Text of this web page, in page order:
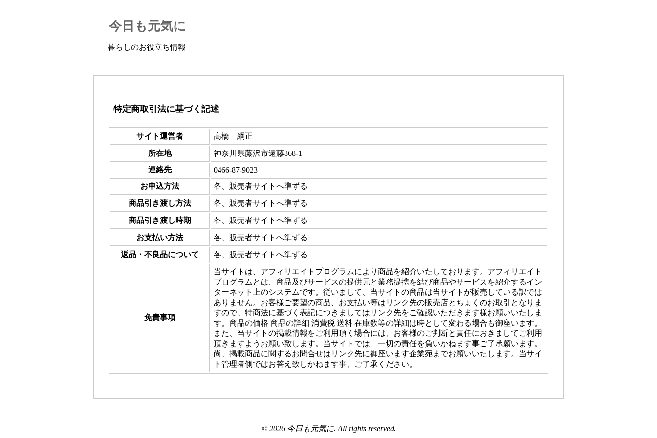
今日も元気に
暮らしのお役立ち情報
特定商取引法に基づく記述
サイト運営者 高橋 綱正
所在地
神奈川県藤沢市遠藤868-1
連絡先
0466-87-9023
お申込方法
各、販売者サイトへ準ずる
商品引き渡し方法 各、販売者サイトへ準ずる
商品引き渡し時期 各、販売者サイトへ準ずる
お支払い方法 各、販売者サイトへ準ずる
返品・不良品について 各、販売者サイトへ準ずる
免責事項
当サイトは、アフィリエイトプログラムにより商品を紹介いたしております。アフィリエイト
プログラムとは、商品及びサービスの提供元と業務提携を結び商品やサービスを紹介するイン
ターネット上のシステムです。従いまして、当サイトの商品は当サイトが販売している訳では
ありません。お客様ご要望の商品、お支払い等はリンク先の販売店とちょくのお取引となりま
すので、特商法に基づく表記につきましてはリンク先をご確認いただきます様お願いいたしま
す。商品の価格 商品の詳細 消費税 送料 在庫数等の詳細は時として変わる場合も御座います。
また、当サイトの掲載情報をご利用頂く場合には、お客様のご判断と責任におきましてご利用
頂きますようお願い致します。当サイトでは、一切の責任を負いかねます事ご了承願います。
尚、掲載商品に関するお問合せはリンク先に御座います企業宛までお願いいたします。当サイ
ト管理者側ではお答え致しかねます事、ご了承ください。
© 2026 今日も元気に. All rights reserved.